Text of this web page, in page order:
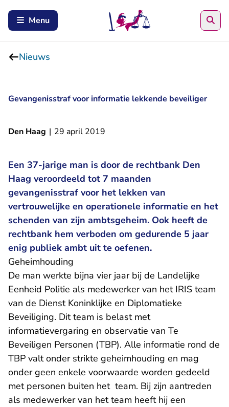
Menu
Nieuws
Gevangenisstraf voor informatie lekkende beveiliger
Den Haag | 29 april 2019
Een 37-jarige man is door de rechtbank Den
Haag veroordeeld tot 7 maanden
gevangenisstraf voor het lekken van
vertrouwelijke en operationele informatie en het
schenden van zijn ambtsgeheim. Ook heeft de
rechtbank hem verboden om gedurende 5 jaar
enig publiek ambt uit te oefenen.
​Geheimhouding
De man werkte bijna vier jaar bij de Landelijke
Eenheid Politie als medewerker van het IRIS team
van de Dienst Koninklijke en Diplomatieke
Beveiliging. Dit team is belast met
informatievergaring en observatie van Te
Beveiligen Personen (TBP). Alle informatie rond de
TBP valt onder strikte geheimhouding en mag
onder geen enkele voorwaarde worden gedeeld
met personen buiten het team. Bij zijn aantreden
als medewerker van het team heeft hij een